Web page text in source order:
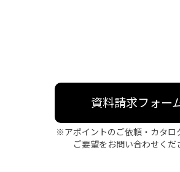
資料請求フォー
※アポイントのご依頼・カタロ
ご要望をお問い合わせくだ